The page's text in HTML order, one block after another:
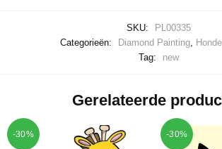
SKU:
PL00335
Categorieën:
Diamond Painting
Tag:
new
Gerelateerde
-30% -30%